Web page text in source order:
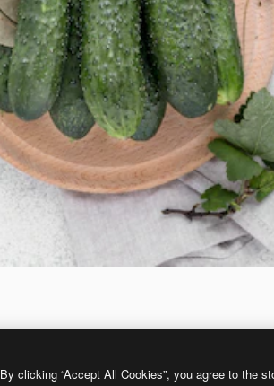
By clicking “Accept All Cookies”, you agree to the